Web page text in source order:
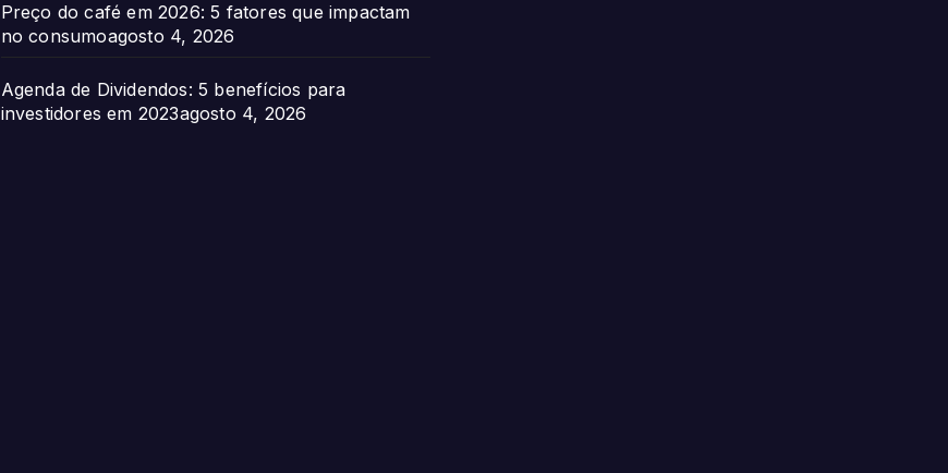
Preço do café em 2026: 5 fatores que impactam
no consumoagosto 4, 2026
Agenda de Dividendos: 5 benefícios para
investidores em 2023agosto 4, 2026